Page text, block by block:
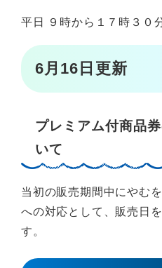
平日 ９時から１７時３０
6月16日更新
プレミアム付商品
いて
当初の販売期間中にやむ
への対応として、販売日
す。